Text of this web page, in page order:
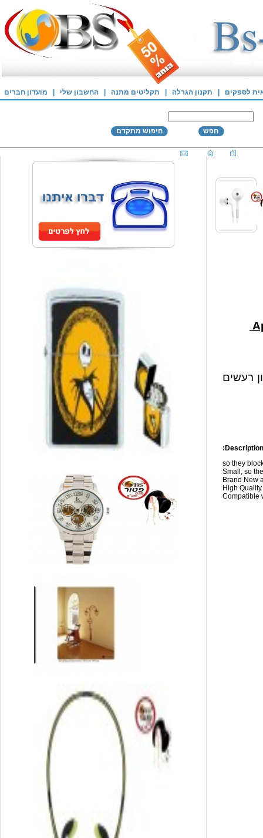
לספקים תקנון הגרלה תקליטים מתנה החשבון שלי מועדון חברים
חפש חיפוש מתקדם
רעשים
so they
Small, so
Brand New
High
Compatible